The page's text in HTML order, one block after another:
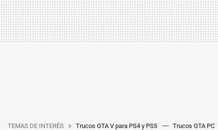
TEMAS DE INTERÉS Trucos GTA V para PS4 y PS5 Trucos GTA PC